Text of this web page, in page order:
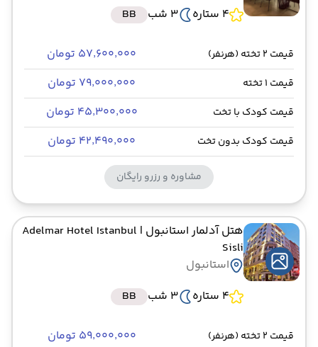
4 ستاره
3 شب BB
قیمت 2 تخته (هرنفر) ۵۷٬۶۰۰٬۰۰۰ تومان
قیمت 1 تخته ۷۹٬۰۰۰٬۰۰۰ تومان
قیمت کودک با تخت ۴۵٬۳۰۰٬۰۰۰ تومان
قیمت کودک بدون تخت ۴۲٬۴۹۰٬۰۰۰ تومان
مشاوره و رزرو رایگان
هتل آدلمار استانبول | Adelmar Hotel Istanbul
Sisli
استانبول
4 ستاره
3 شب BB
قیمت 2 تخته (هرنفر) ۵۹٬۰۰۰٬۰۰۰ تومان